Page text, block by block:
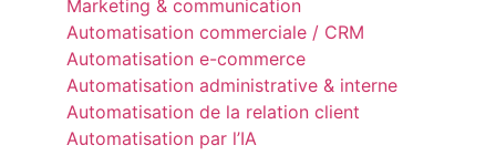
Marketing & communication
Automatisation commerciale / CRM
Automatisation e-commerce
Automatisation administrative & interne
Automatisation de la relation client
Automatisation par l’IA